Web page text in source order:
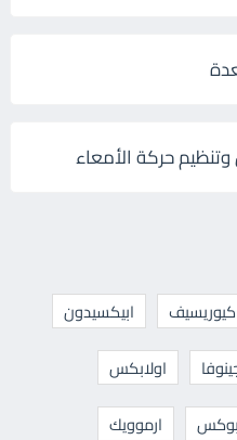
حركة الأمعاء
كيوريسيف
ابيكسيدون
اولابكس
ارموويك